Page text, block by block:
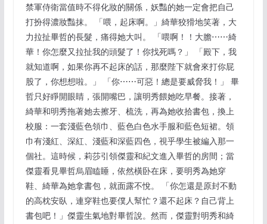
禁軍侍衛當值時不得化妝的關係，妖豔的她一定會把自己
打扮得濃妝豔抹。 「喂，起床啊。」綺華狡猾地笑著，大
力拉扯畢哲的長髮，痛得她大叫。 「喂啊！！大膽⋯⋯綺
華！你怎麼又拉扯我的頭髮了！你找死嗎？」 「殿下，我
就知道啊，如果你再不起床的話，那麼陛下就會來打你屁
股了，你想想啦。」 「你⋯⋯可惡！總是要威脅我！」 畢
哲只好睜開眼睛，張開嘴巴，讓明秀餵她吃早餐。接著，
綺華和明秀拖著她去擦牙、梳洗，再為她收拾書包，換上
校服：一套淺藍色領巾、藍色白色水手服和藍色短裙。領
巾有淺紅、深紅、淺藍和深藍四色，視乎學生被編入那一
個社。這時候，莉莎引領傑靈和紀文進入畢哲的房間；當
傑靈看見畢哲烏眉瞌睡，依然橫卧在床，要明秀為她穿
鞋、綺華為她拿書包，就面露不悅。 「你怎還是原封不動
的高枕安臥，連穿鞋也要僕人幫忙？還不起床？自己背上
書包吧！」傑靈生氣地對畢哲說。然而，傑靈對明秀和綺